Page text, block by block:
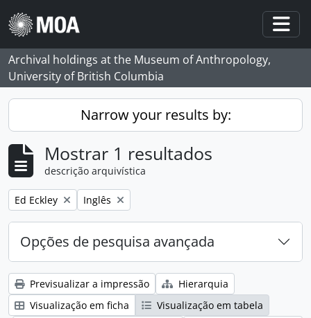
Skip to main content
Archival holdings at the Museum of Anthropology,
University of British Columbia
Narrow your results by:
Mostrar 1 resultados
descrição arquivística
Remove filter:
Ed Eckley Remove filter:
Inglês
Opções de pesquisa avançada
Previsualizar a impressão
Hierarquia
Visualização em ficha
Visualização em tabela